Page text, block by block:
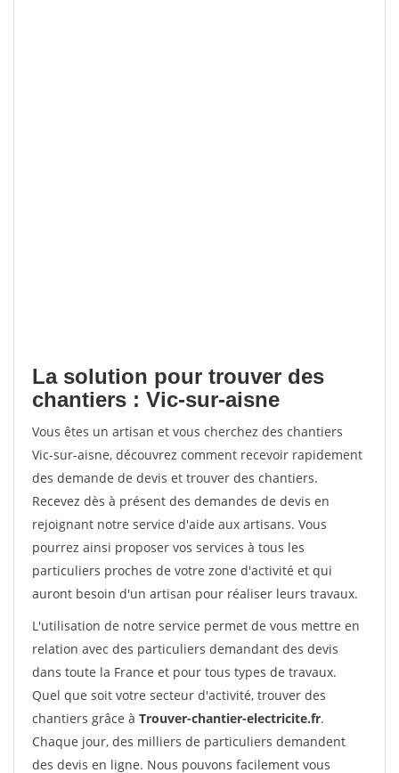
La solution pour trouver des
chantiers : Vic-sur-aisne
Vous êtes un artisan et vous cherchez des chantiers
Vic-sur-aisne, découvrez comment recevoir rapidement
des demande de devis et trouver des chantiers.
Recevez dès à présent des demandes de devis en
rejoignant notre service d'aide aux artisans. Vous
pourrez ainsi proposer vos services à tous les
particuliers proches de votre zone d'activité et qui
auront besoin d'un artisan pour réaliser leurs travaux.
L'utilisation de notre service permet de vous mettre en
relation avec des particuliers demandant des devis
dans toute la France et pour tous types de travaux.
Quel que soit votre secteur d'activité, trouver des
chantiers grâce à Trouver-chantier-electricite.fr.
Chaque jour, des milliers de particuliers demandent
des devis en ligne. Nous pouvons facilement vous